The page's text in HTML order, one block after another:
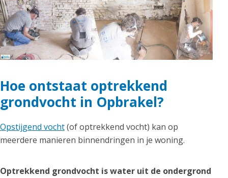
Hoe ontstaat optrekkend
grondvocht in Opbrakel?
Opstijgend vocht(of optrekkend vocht) kan op
meerdere manieren binnendringen in je woning.
Optrekkend grondvocht is water uit de ondergrond